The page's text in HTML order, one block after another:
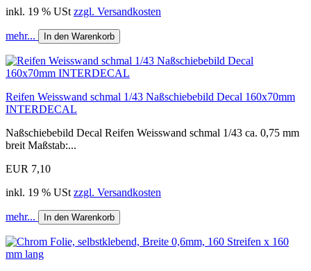
inkl. 19 % USt zzgl. Versandkosten
mehr... In den Warenkorb
Reifen Weisswand schmal 1/43 Naßschiebebild Decal 160x70mm
INTERDECAL
Naßschiebebild Decal Reifen Weisswand schmal 1/43 ca. 0,75 mm
breit Maßstab:...
EUR 7,10
inkl. 19 % USt zzgl. Versandkosten
mehr... In den Warenkorb